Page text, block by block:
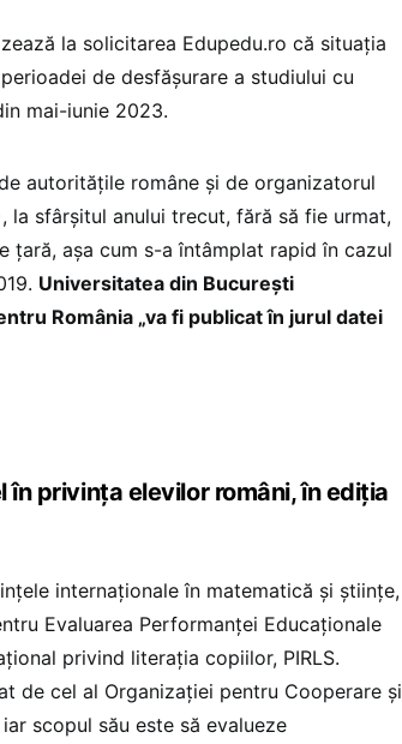
la solicitarea Edupedu.ro că situația
de desfășurare a studiului cu
mai-iunie 2023.
autoritățile române și de organizatorul
la sfârșitul anului trecut, fără să fie urmat,
țară, așa cum s-a întâmplat rapid în cazul
Universitatea din București
România „va fi publicat în jurul datei
în privința elevilor români, în ediția
internaționale în matematică și științe,
Evaluarea Performanței Educaționale
privind literația copiilor, PIRLS.
de cel al Organizației pentru Cooperare și
scopul său este să evalueze